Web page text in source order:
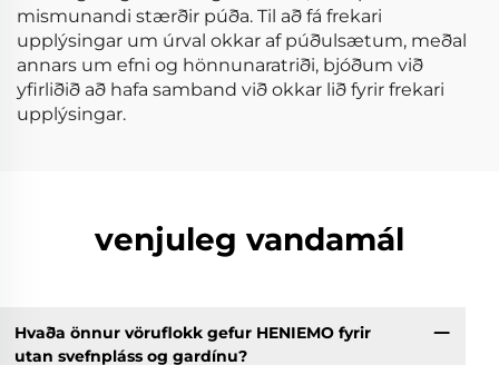
mismunandi stærðir púða. Til að fá frekari
upplýsingar um úrval okkar af púðulsætum, meðal
annars um efni og hönnunaratriði, bjóðum við
yfirliðið að hafa samband við okkar lið fyrir frekari
upplýsingar.
venjuleg vandamál
Hvaða önnur vöruflokk gefur HENIEMO fyrir
utan svefnpláss og gardínu?